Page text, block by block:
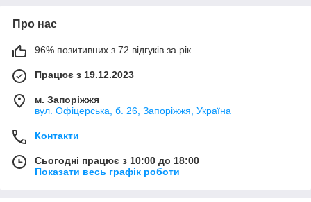
Про нас
96% позитивних з 72 відгуків за рік
Працює з 19.12.2023
м. Запоріжжя
вул. Офіцерська, б. 26, Запоріжжя, Україна
Контакти
Сьогодні працює з 10:00 до 18:00
Показати весь графік роботи